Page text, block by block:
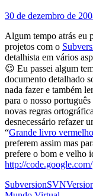
30 de dezembro de
Algum tempo atrás eu
projetos com o
detalhista em vários
😉 Eu passei algum
documento detalhado
nada fazer e também
para o nosso
novas regras
desnecessário refazer
“Grande livro vermelho
preferem assim mas
prefere o bom e velho
http://
SubversionSVN